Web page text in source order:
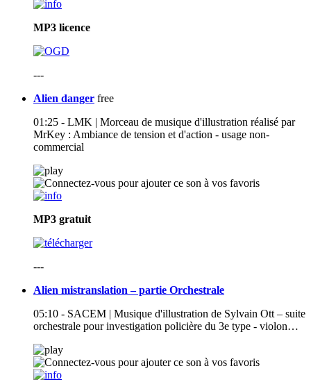
MP3 licence
---
Alien danger free
01:25 - LMK | Morceau de musique d'illustration réalisé par
MrKey : Ambiance de tension et d'action - usage non-
commercial
MP3 gratuit
---
Alien mistranslation – partie Orchestrale
05:10 - SACEM | Musique d'illustration de Sylvain Ott – suite
orchestrale pour investigation policière du 3e type - violon…